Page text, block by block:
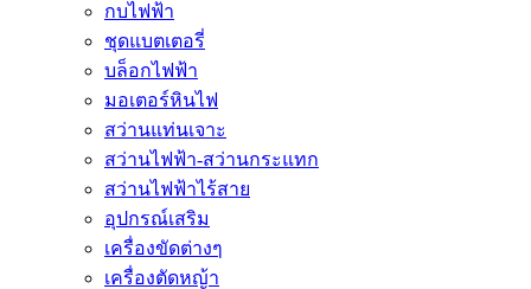
กบไฟฟ้า
ชุดแบตเตอรี่
บล็อกไฟฟ้า
มอเตอร์หินไฟ
สว่านแท่นเจาะ
สว่านไฟฟ้า-สว่านกระแทก
สว่านไฟฟ้าไร้สาย
อุปกรณ์เสริม
เครื่องขัดต่างๆ
เครื่องตัดหญ้า